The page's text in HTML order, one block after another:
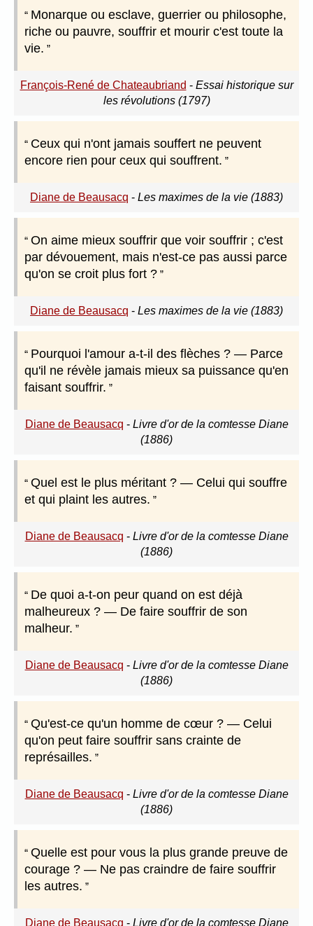
Monarque ou esclave, guerrier ou philosophe,
riche ou pauvre, souffrir et mourir c'est toute la
vie.
François-René de Chateaubriand - Essai historique sur
les révolutions (1797)
Ceux qui n'ont jamais souffert ne peuvent
encore rien pour ceux qui souffrent.
Diane de Beausacq - Les maximes de la vie (1883)
On aime mieux souffrir que voir souffrir ; c'est
par dévouement, mais n'est-ce pas aussi parce
qu'on se croit plus fort ?
Diane de Beausacq - Les maximes de la vie (1883)
Pourquoi l'amour a-t-il des flèches ? — Parce
qu'il ne révèle jamais mieux sa puissance qu'en
faisant souffrir.
Diane de Beausacq - Livre d'or de la comtesse Diane
(1886)
Quel est le plus méritant ? — Celui qui souffre
et qui plaint les autres.
Diane de Beausacq - Livre d'or de la comtesse Diane
(1886)
De quoi a-t-on peur quand on est déjà
malheureux ? — De faire souffrir de son
malheur.
Diane de Beausacq - Livre d'or de la comtesse Diane
(1886)
Qu'est-ce qu'un homme de cœur ? — Celui
qu'on peut faire souffrir sans crainte de
représailles.
Diane de Beausacq - Livre d'or de la comtesse Diane
(1886)
Quelle est pour vous la plus grande preuve de
courage ? — Ne pas craindre de faire souffrir
les autres.
Diane de Beausacq - Livre d'or de la comtesse Diane